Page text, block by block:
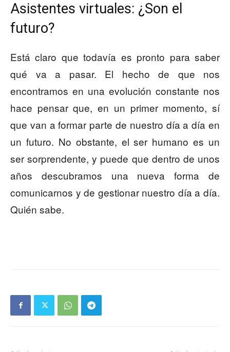
Asistentes virtuales: ¿Son el
futuro?
Está claro que todavía es pronto para saber
qué va a pasar. El hecho de que nos
encontramos en una evolución constante nos
hace pensar que, en un primer momento, sí
que van a formar parte de nuestro día a día en
un futuro. No obstante, el ser humano es un
ser sorprendente, y puede que dentro de unos
años descubramos una nueva forma de
comunicarnos y de gestionar nuestro día a día.
Quién sabe.